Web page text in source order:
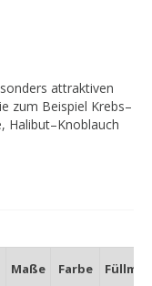
attraktiven
zum Beispiel Krebs–
Halibut–Knoblauch
sehr fängig,
noch stärker!
Köder
Maße Farbe